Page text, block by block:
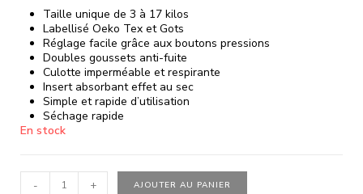
Taille unique de 3 à 17 kilos
Labellisé Oeko Tex et Gots
Réglage facile grâce aux boutons pressions
Doubles goussets anti-fuite
Culotte imperméable et respirante
Insert absorbant effet au sec
Simple et rapide d’utilisation
Séchage rapide
En stock
- + AJOUTER AU PANIER